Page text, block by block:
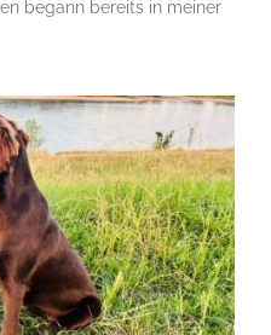
begann bereits in meiner